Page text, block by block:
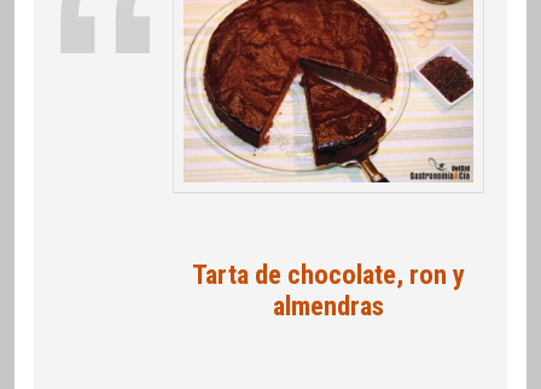
Tarta de chocolate, ron y
almendras